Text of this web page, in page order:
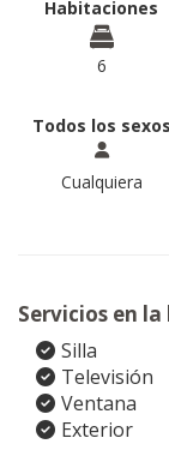
Habitaciones
6
Todos los sexos
Cualquiera
Servicios en
Silla
Televisión
Ventana
Exterior